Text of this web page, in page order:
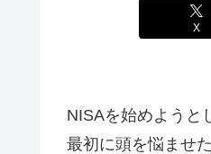
X
NISAを始めようと
最初に頭を悩ませ